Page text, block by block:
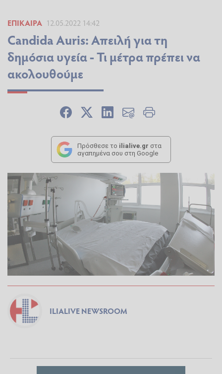
ΕΠΊΚΑΙΡΑ 12.05.2022 14:42
Candida Auris: Απειλή για τη
δημόσια υγεία - Τι μέτρα πρέπει να
ακολουθούμε
Πρόσθεσε το ilialive.gr στα
αγαπημένα σου στη Google
ILIALIVE NEWSROOM